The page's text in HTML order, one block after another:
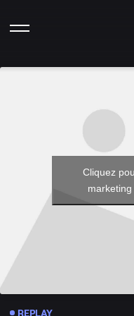
Cliquez
REPLAY